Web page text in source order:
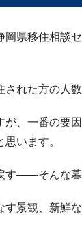
岡県移住相談
れた方の人数
、一番の要
います。
す——そんな暮
景観、新鮮